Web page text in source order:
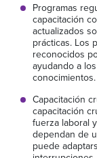
Programas
capacitación
actualizados
prácticas. Los
reconocidos
ayudando a
conocimientos.
Capacitación
capacitación
fuerza laboral
dependan de
puede